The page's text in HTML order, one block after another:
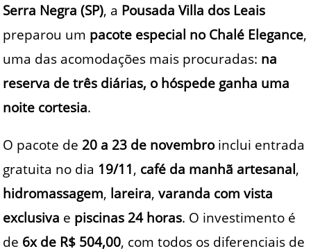
Serra Negra (SP), a Pousada Villa dos Leais
preparou um pacote especial no Chalé Elegance,
uma das acomodações mais procuradas: na
reserva de três diárias, o hóspede ganha uma
noite cortesia.
O pacote de 20 a 23 de novembroinclui entrada
gratuita no dia 19/11, café da manhã artesanal,
hidromassagem, lareira,varanda com vista
exclusiva e piscinas 24 horas. O investimento é
de 6x de R$ 504,00, com todos os diferenciais de